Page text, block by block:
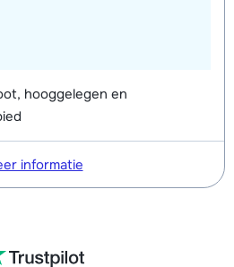
hooggelegen en
informatie